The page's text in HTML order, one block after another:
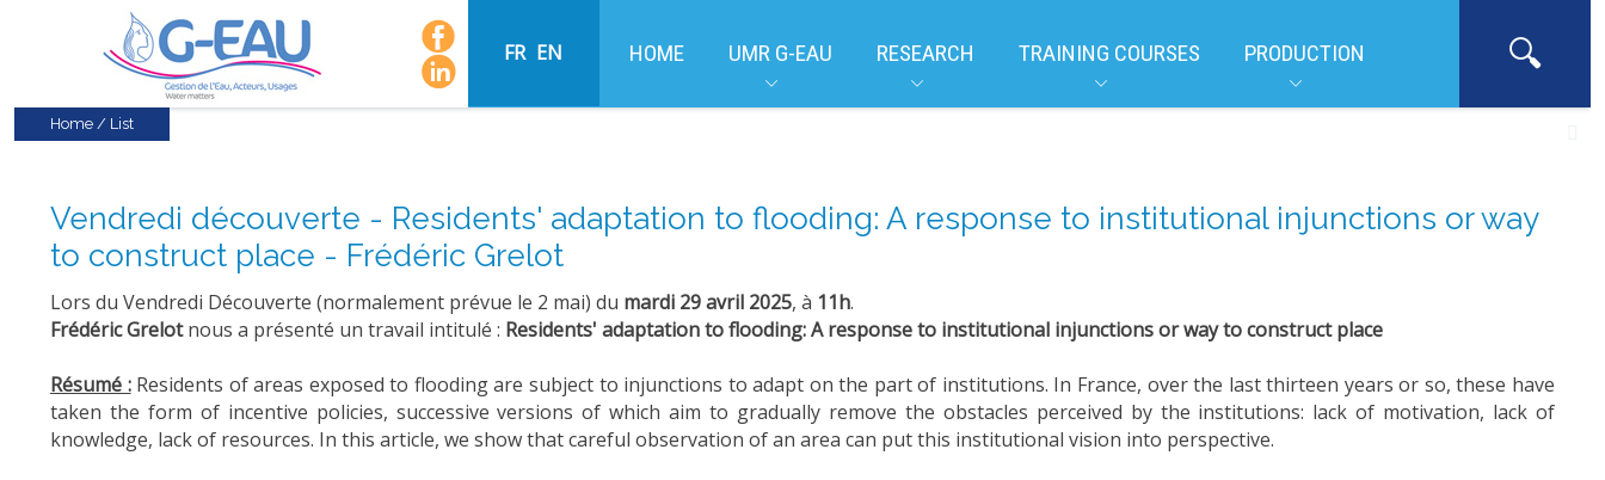
FR EN HOME UMR G-EAU RESEARCH TRAINING COURSES PRODUCTION
Home / List
Vendredi découverte - Residents' adaptation to flooding: A response to institutional injunctions or way
to construct place - Frédéric Grelot
Lors du Vendredi Découverte (normalement prévue le 2 mai) du mardi 29 avril 2025, à 11h.
Frédéric Grelotnous a présenté un travail intitulé : Residents' adaptation to flooding: A response to institutional injunctions or way to construct place
Résumé :Residents of areas exposed to flooding are subject to injunctions to adapt on the part of institutions. In France, over the last thirteen years or so, these have
taken the form of incentive policies, successive versions of which aim to gradually remove the obstacles perceived by the institutions: lack of motivation, lack of
knowledge, lack of resources. In this article, we show that careful observation of an area can put this institutional vision into perspective.